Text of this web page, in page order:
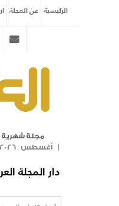
الرئيسية عن المجلة
مجلة شهرية-
| أغسطس 2026 م- صفر 1448 هـ
دار المجلة